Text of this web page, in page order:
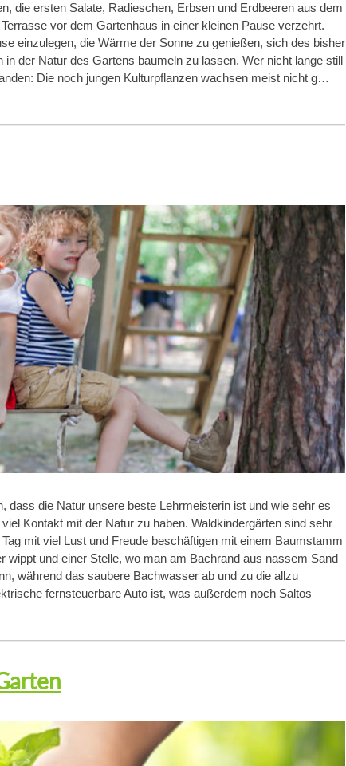
die ersten Salate, Radieschen, Erbsen und Erdbeeren aus dem
vor dem Gartenhaus in einer kleinen Pause verzehrt.
einzulegen, die Wärme der Sonne zu genießen, sich des bisher
der Natur des Gartens baumeln zu lassen. Wer nicht lange still
Die noch jungen Kulturpflanzen wachsen meist nicht g…
dass die Natur unsere beste Lehrmeisterin ist und wie sehr es
Kontakt mit der Natur zu haben. Waldkindergärten sind sehr
mit viel Lust und Freude beschäftigen mit einem Baumstamm
und einer Stelle, wo man am Bachrand aus nassem Sand
während das saubere Bachwasser ab und zu die allzu
fernsteuerbare Auto ist, was außerdem noch Saltos